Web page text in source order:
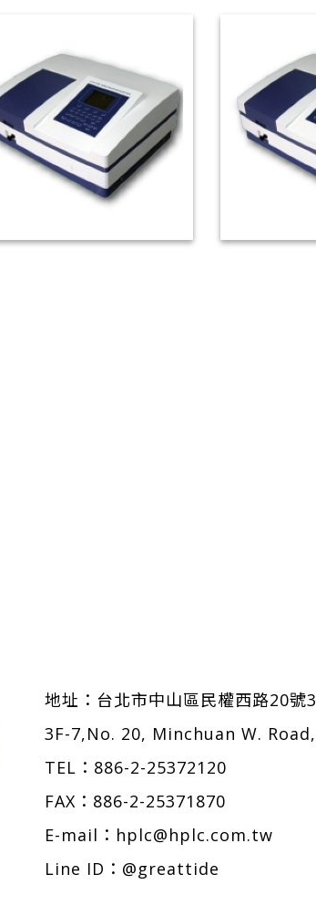
地址： 台北市中山區民權西路20號
3F-7,No. 20, Minchuan W.
TEL： 886-2-25372120
FAX：886-2-25371870
E-mail： hplc@hplc.com.tw
Line ID：@greattide